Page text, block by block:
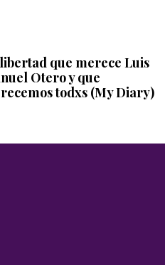
que merece Luis
Otero y que
todxs (My Diary)